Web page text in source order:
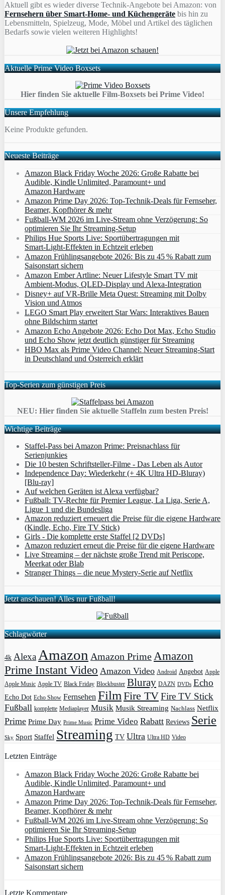
Aktuell gibt es wieder diverse Technik-Angebote bei Amazon: von
Fernsehern über Smart-Home- und Küchengeräte bis hin zu
Lebensmitteln, Spielzeug, Mode, Möbel und Artikel des täglichen
Bedarfs sowie vielen weiteren Highlights!
Aktuelle Prime Video Boxsets
Hier finden Sie aktuelle Film-Boxsets bei Prime Video!
Unsere Empfehlung
Keine Produkte gefunden.
Neueste Beiträge
Amazon Black Friday Woche 2026: Große Rabatte bei
Audible, Kindle Unlimited, Paramount+ und
Amazon Hardware
Amazon Prime Day 2026: Top-Technik-Deals für Fernseher,
Beamer, Kopfhörer & mehr
Fußball-WM 2026 im Live-Stream ohne Verzögerung: So
optimieren Sie Ihr Streaming-Setup
Philips Hue Sports Live: Sportübertragungen mit
Smart‑Light‑Effekten in Echtzeit erleben
Amazon Frühlingsangebote 2026: Bis zu 45 % Rabatt zum
Saisonstart sichern
Amazon Ember Artline: Neuer Lifestyle Smart TV mit
Ambient‑Modus, QLED‑Display und Alexa‑Integration
Disney+ auf VR-Brille Meta Quest: Streaming mit Dolby
Vision und Atmos
LEGO Smart Play erweitert Star Wars: Interaktives Bauen
ohne Bildschirm startet
Amazon Echo Angebote 2026: Echo Dot Max, Echo Studio
und Echo Show jetzt deutlich günstiger für Streaming
HBO Max als Prime Video Channel: Neuer Streaming‑Start
in Deutschland und Österreich erklärt
Top-Serien zum günstigen Preis
NEU: Hier finden Sie aktuelle Staffeln zum besten Preis!
Wichtige Beiträge
Staffel-Pass bei Amazon Prime: Preisnachlass für
Serienjunkies
Die 10 besten Schriftsteller-Filme - Das Leben als Autor
Independence Day: Wiederkehr (+ 4K Ultra HD-Bluray)
[Blu-ray]
Auf welchen Geräten ist Alexa verfügbar?
Fußball: TV-Rechte für Premier League, La Liga, Serie A,
Ligue 1 und die Bundesliga
Amazon reduziert erneuert die Preise für die eigene Hardware
(Kindle, Echo, Fire TV Stick)
Girls - Die komplette erste Staffel [2 DVDs]
Amazon reduziert erneut die Preise für die eigene Hardware
Live Streaming – der nächste große Trend mit Periscope,
Meerkat oder Blab
Stranger Things – die neue Mystery-Serie auf Netflix
Jetzt anschauen! Alles nur Fußball!
Schlagwörter
4k Alexa Amazon Amazon Prime Amazon
Prime Instant Video Amazon Video Android Angebot Apple
Apple Music Apple TV Black Friday Blockbuster Bluray DAZN DVDs Echo
Echo Dot Echo Show Fernsehen Film Fire TVFire TV Stick
Fußball komplette Mediaplayer Musik Musik Streaming Nachlass Netflix
Prime Prime Day Prime Music Prime Video Rabatt Reviews Serie
Sky Sport Staffel Streaming TV Ultra Ultra HD Video
Letzten Einträge
Amazon Black Friday Woche 2026: Große Rabatte bei
Audible, Kindle Unlimited, Paramount+ und
Amazon Hardware
Amazon Prime Day 2026: Top-Technik-Deals für Fernseher,
Beamer, Kopfhörer & mehr
Fußball-WM 2026 im Live-Stream ohne Verzögerung: So
optimieren Sie Ihr Streaming-Setup
Philips Hue Sports Live: Sportübertragungen mit
Smart‑Light‑Effekten in Echtzeit erleben
Amazon Frühlingsangebote 2026: Bis zu 45 % Rabatt zum
Saisonstart sichern
Letzte Kommentare